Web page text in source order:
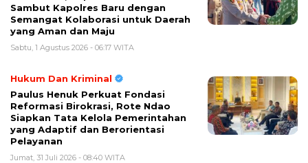
Sambut Kapolres Baru dengan
Semangat Kolaborasi untuk Daerah
yang Aman dan Maju
Sabtu, 1 Agustus 2026 - 06:17 WITA
Hukum Dan Kriminal
Paulus Henuk Perkuat Fondasi
Reformasi Birokrasi, Rote Ndao
Siapkan Tata Kelola Pemerintahan
yang Adaptif dan Berorientasi
Pelayanan
Jumat, 31 Juli 2026 - 08:40 WITA